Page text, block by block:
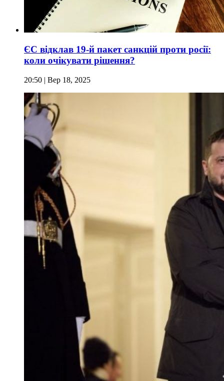
ЄС відклав 19-й пакет санкцій проти росії:
коли очікувати рішення?
20:50 | Вер 18, 2025